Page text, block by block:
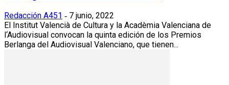
Redacción A451 - 7 junio, 2022
El Institut Valencià de Cultura y la Acadèmia Valenciana de
l‘Audiovisual convocan la quinta edición de los Premios
Berlanga del Audiovisual Valenciano, que tienen...